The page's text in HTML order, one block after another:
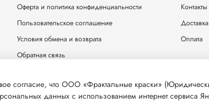
Оферта и политика конфиденциальности
Пользовательское соглашение
Условия обмена и возврата
Обратная связь
Контакты
Доставка
Оплата
согласие, что ООО «Фрактальные краски»
данных с использованием интернет сервиса